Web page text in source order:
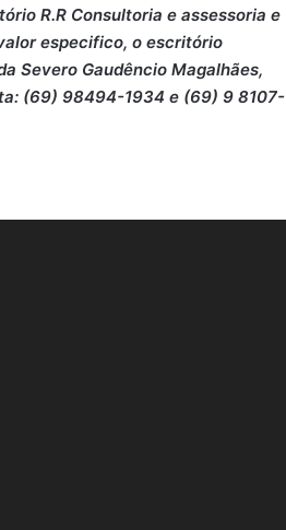
R.R Consultoria e assessoria e
especifico, o escritório
Severo Gaudêncio Magalhães,
(69) 98494-1934 e (69) 9 8107-